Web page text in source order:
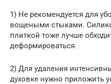
1) Не рекомендуется для
вощеными стыками.
плиткой тоже лучше
деформироваться.
2) Для удаления
духовке нужно приложить